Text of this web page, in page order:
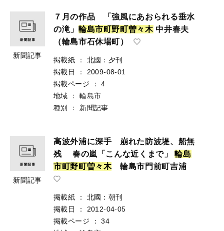
新聞記事
７月の作品 「強風にあおられる垂水
の滝」 輪島市町野町曽々木中井春夫
（輪島市石休場町）
掲載紙 ：
北國：夕刊
掲載日
：
2009-08-01
掲載ページ
：
4
地域
：
輪島市
種別
： 新聞記事
新聞記事
高波外浦に深手 崩れた防波堤、船無
残 春の嵐「こんな近くまで」輪島
市町野町曽々木輪島市門前町吉浦
掲載紙 ：
北國：朝刊
掲載日
：
2012-04-05
掲載ページ
：
34